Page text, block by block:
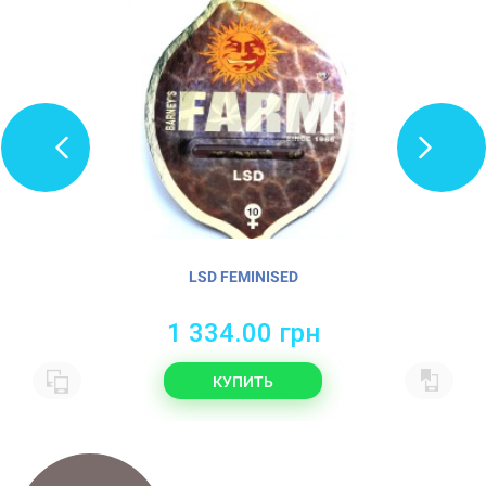
LSD FEMINISED
1 334.00 грн
КУПИТЬ